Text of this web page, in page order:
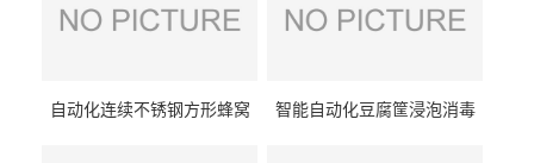
自动化连续不锈钢方形蜂窝
智能自动化豆腐筐浸泡消毒